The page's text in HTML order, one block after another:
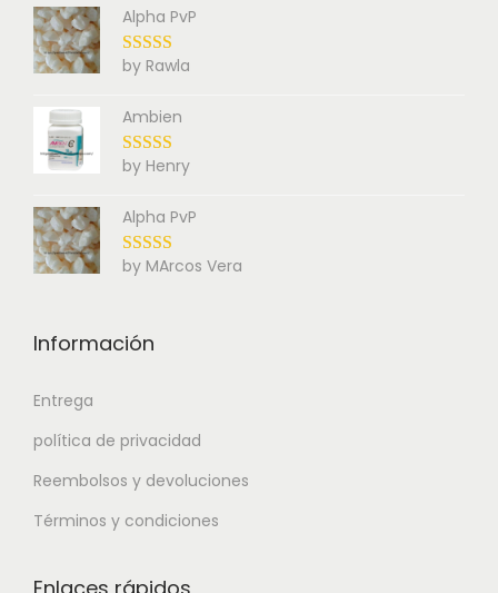
Alpha PvP
by Rawla
Ambien
by Henry
Alpha PvP
by MArcos Vera
Información
Entrega
política de privacidad
Reembolsos y devoluciones
Términos y condiciones